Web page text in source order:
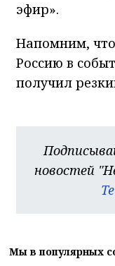
эфир».
Напомним,
Россию в
получил
новостей
Мы в популярных